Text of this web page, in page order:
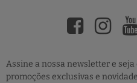
Assine a nossa newsletter e
promoções exclusivas e